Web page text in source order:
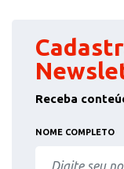
Receba
NOME COMPLETO